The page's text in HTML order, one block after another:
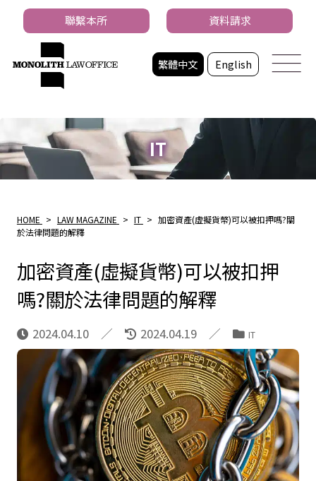
繁體中文 English
聯繫本所 資料請求
IT
HOME > LAW MAGAZINE > IT > 加密資產(虛擬貨幣)可以被扣押嗎?關
於法律問題的解釋
加密資產(虛擬貨幣)可以被扣押
嗎?關於法律問題的解釋
2024.04.10 2024.04.19 IT